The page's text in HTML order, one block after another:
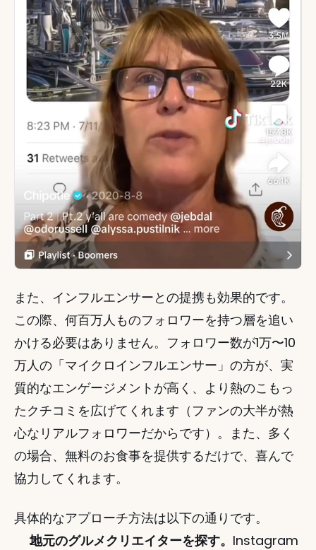
また、インフルエンサーとの提携も効果的です。
この際、何百万人ものフォロワーを持つ層を追い
かける必要はありません。フォロワー数が1万〜10
万人の「マイクロインフルエンサー」の方が、実
質的なエンゲージメントが高く、より熱のこもっ
たクチコミを広げてくれます（ファンの大半が熱
心なリアルフォロワーだからです）。また、多く
の場合、無料のお食事を提供するだけで、喜んで
協力してくれます。
具体的なアプローチ方法は以下の通りです。
地元のグルメクリエイターを探す。 Instagram